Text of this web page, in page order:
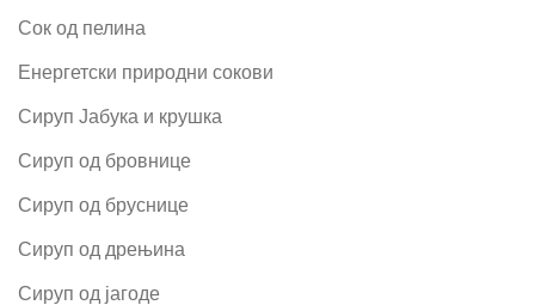
Сок од пелина
Енергетски природни сокови
Сируп Јабука и крушка
Сируп од бровнице
Сируп од бруснице
Сируп од дрењина
Сируп од јагоде